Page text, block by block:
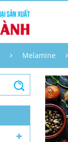
Melamine